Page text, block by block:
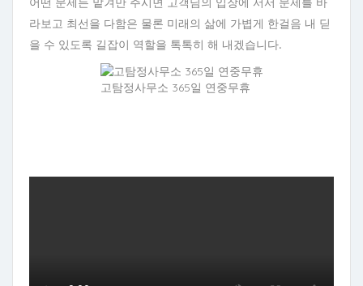
라보고 최선을 다함은 물론 미래의 삶에 가볍게 한걸음 내 딛
을 수 있도록 길잡이 역할을 톡톡히 해 내겠습니다.
고탐정사무소 365일 연중무휴